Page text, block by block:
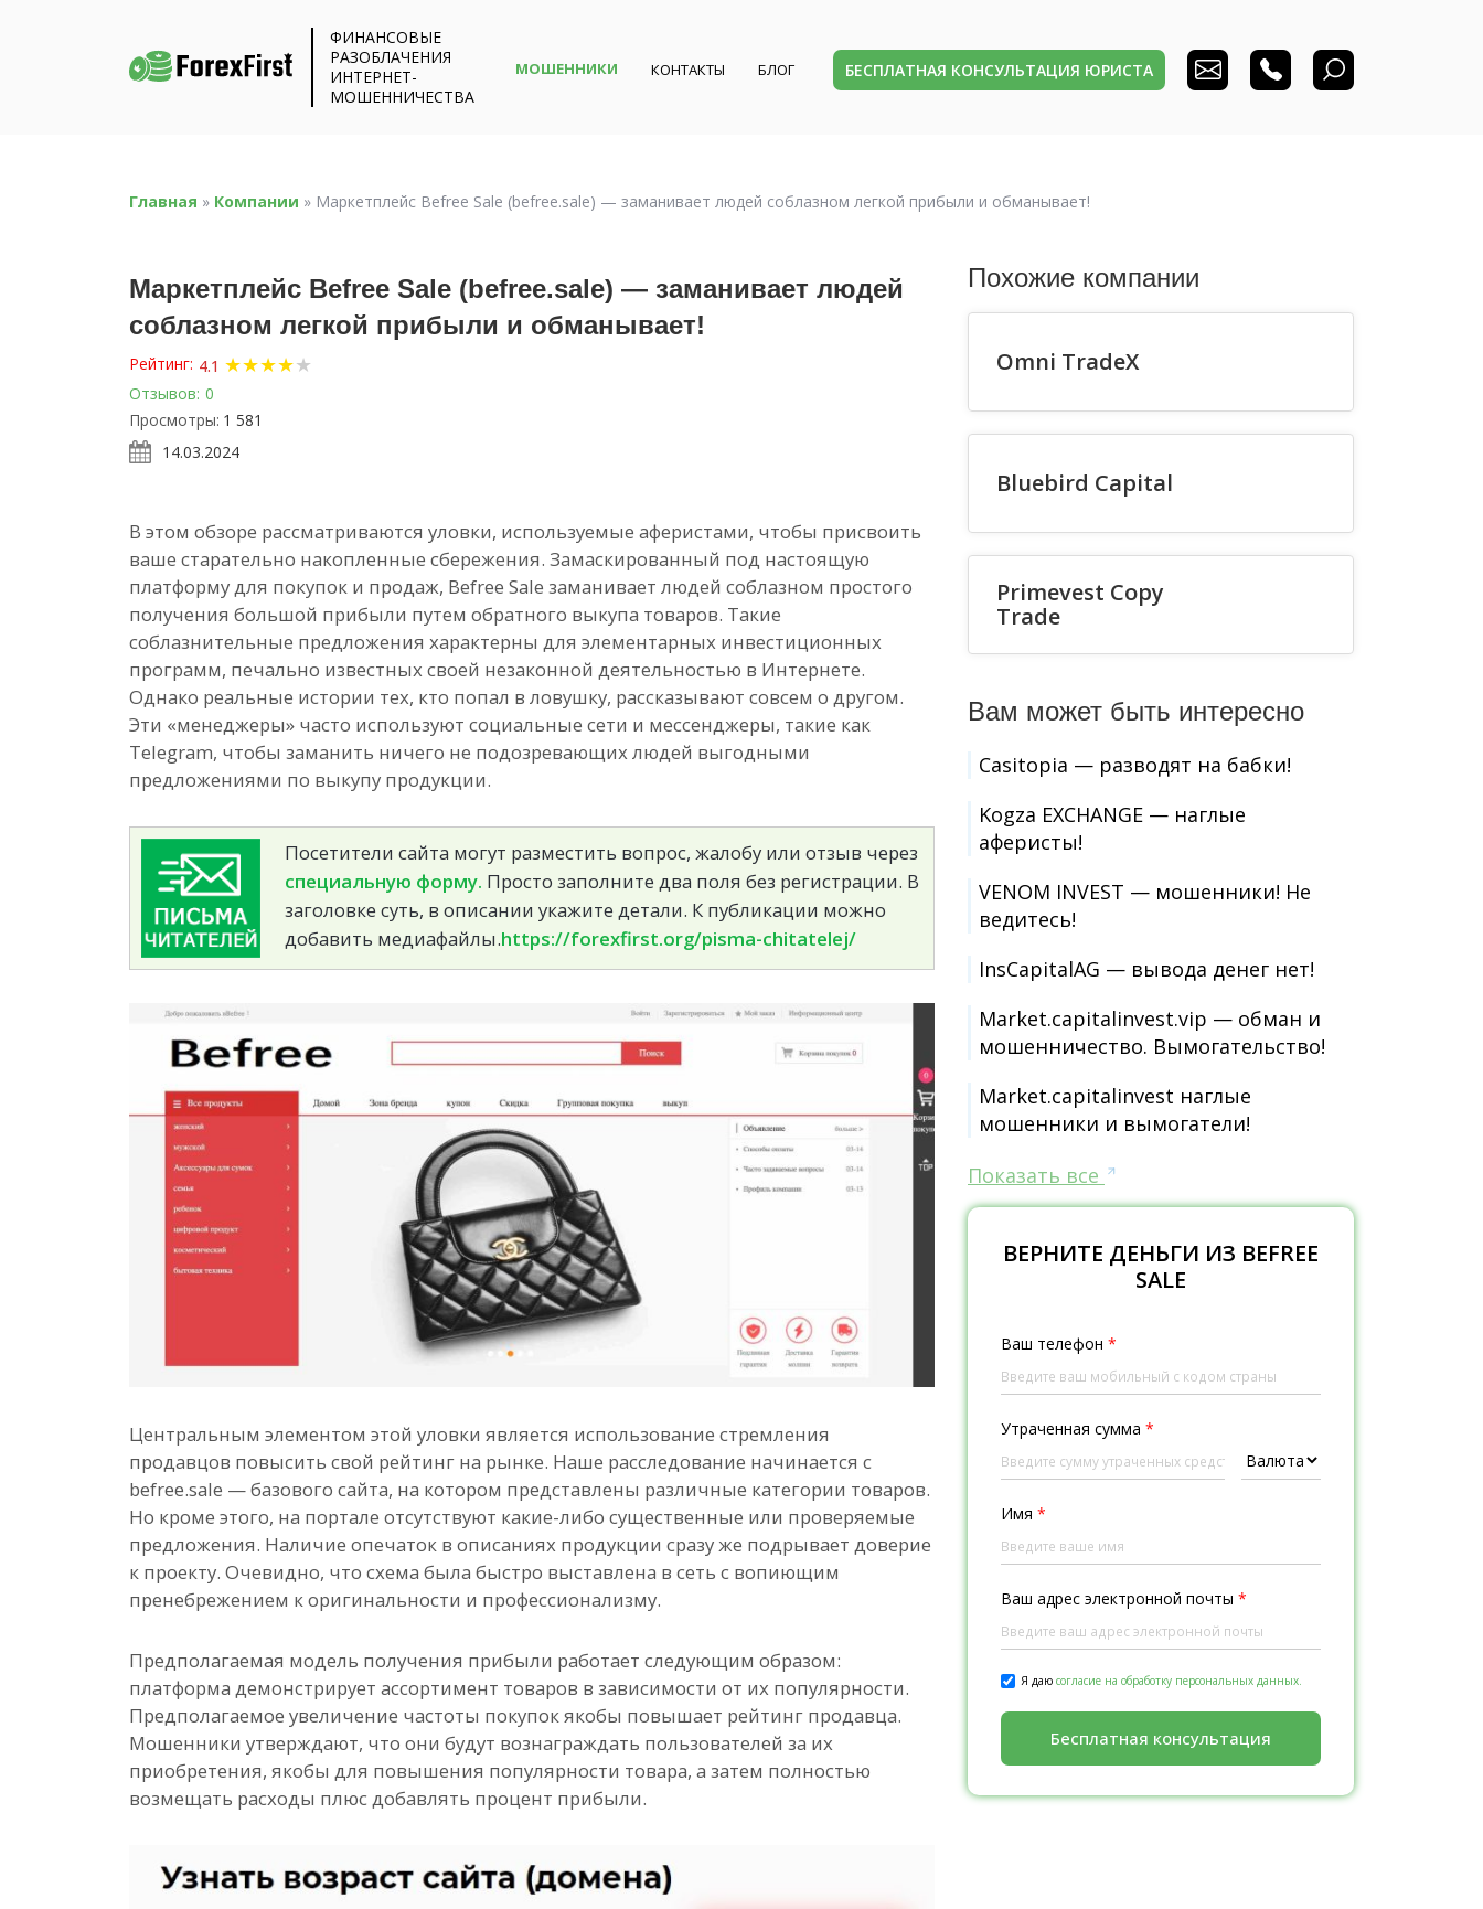
ФИНАНСОВЫЕ
РАЗОБЛАЧЕНИЯ
ИНТЕРНЕТ-
МОШЕННИЧЕСТВА
МОШЕННИКИ КОНТАКТЫ БЛОГ БЕСПЛАТНАЯ КОНСУЛЬТАЦИЯ ЮРИСТА
Главная » Компании » Маркетплейс Befree Sale (befree.sale) — заманивает людей соблазном легкой прибыли и обманывает!
Маркетплейс Befree Sale (befree.sale) — заманивает людей
соблазном легкой прибыли и обманывает!
Рейтинг: 4.1 ★★★★★
Отзывов: 0
Просмотры: 1 581
14.03.2024
В этом обзоре рассматриваются уловки, используемые аферистами, чтобы присвоить
ваше старательно накопленные сбережения. Замаскированный под настоящую
платформу для покупок и продаж, Befree Sale заманивает людей соблазном простого
получения большой прибыли путем обратного выкупа товаров. Такие
соблазнительные предложения характерны для элементарных инвестиционных
программ, печально известных своей незаконной деятельностью в Интернете.
Однако реальные истории тех, кто попал в ловушку, рассказывают совсем о другом.
Эти «менеджеры» часто используют социальные сети и мессенджеры, такие как
Telegram, чтобы заманить ничего не подозревающих людей выгодными
предложениями по выкупу продукции.
Посетители сайта могут разместить вопрос, жалобу или отзыв через
специальную форму. Просто заполните два поля без регистрации. В
заголовке суть, в описании укажите детали. К публикации можно
добавить медиафайлы.https://forexfirst.org/pisma-chitatelej/
Центральным элементом этой уловки является использование стремления
продавцов повысить свой рейтинг на рынке. Наше расследование начинается с
befree.sale — базового сайта, на котором представлены различные категории товаров.
Но кроме этого, на портале отсутствуют какие-либо существенные или проверяемые
предложения. Наличие опечаток в описаниях продукции сразу же подрывает доверие
к проекту. Очевидно, что схема была быстро выставлена в сеть с вопиющим
пренебрежением к оригинальности и профессионализму.
Предполагаемая модель получения прибыли работает следующим образом:
платформа демонстрирует ассортимент товаров в зависимости от их популярности.
Предполагаемое увеличение частоты покупок якобы повышает рейтинг продавца.
Мошенники утверждают, что они будут вознаграждать пользователей за их
приобретения, якобы для повышения популярности товара, а затем полностью
возмещать расходы плюс добавлять процент прибыли.
Похожие компании
Omni TradeX
Bluebird Capital
Primevest Copy
Trade
Вам может быть интересно
Casitopia — разводят на бабки!
Kogza EXCHANGE — наглые
аферисты!
VENOM INVEST — мошенники! Не
ведитесь!
InsCapitalAG — вывода денег нет!
Market.capitalinvest.vip — обман и
мошенничество. Вымогательство!
Market.capitalinvest наглые
мошенники и вымогатели!
Показать все
ВЕРНИТЕ ДЕНЬГИ ИЗ BEFREE
SALE
Ваш телефон *
Утраченная сумма *
Имя *
Ваш адрес электронной почты *
Я даю согласие на обработку персональных данных.
Бесплатная консультация